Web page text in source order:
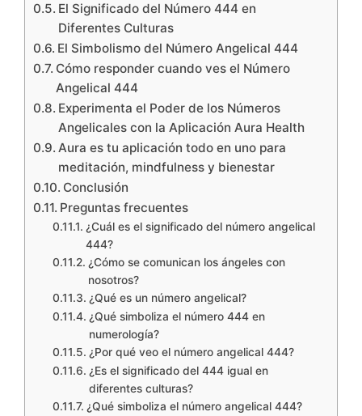
El Significado del Número 444 en
Diferentes Culturas
El Simbolismo del Número Angelical 444
Cómo responder cuando ves el Número
Angelical 444
Experimenta el Poder de los Números
Angelicales con la Aplicación Aura Health
Aura es tu aplicación todo en uno para
meditación, mindfulness y bienestar
Conclusión
Preguntas frecuentes
¿Cuál es el significado del número angelical
444?
¿Cómo se comunican los ángeles con
nosotros?
¿Qué es un número angelical?
¿Qué simboliza el número 444 en
numerología?
¿Por qué veo el número angelical 444?
¿Es el significado del 444 igual en
diferentes culturas?
¿Qué simboliza el número angelical 444?